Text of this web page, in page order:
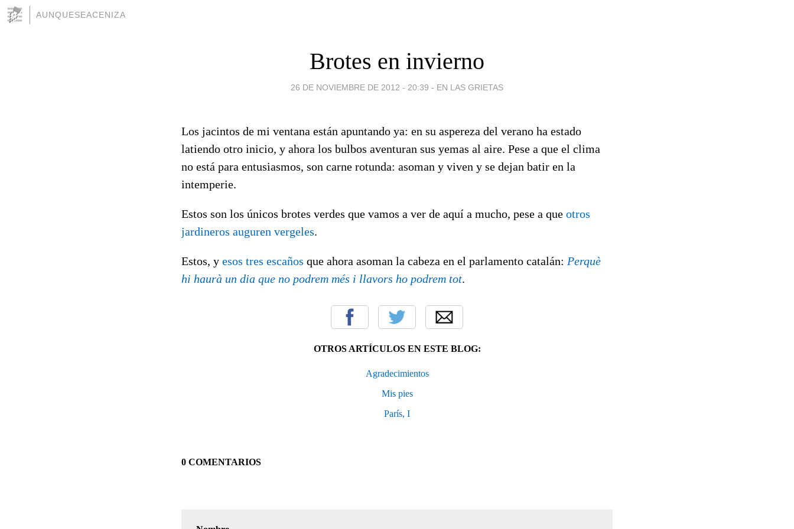
AUNQUESEACENIZA
Brotes en invierno
26 DE NOVIEMBRE DE 2012 - 20:39 - EN LAS GRIETAS
Los jacintos de mi ventana están apuntando ya: en su aspereza del verano ha estado
latiendo otro inicio, y ahora los bulbos aventuran sus yemas al aire. Pese a que el clima
no está para entusiasmos, son carne rotunda: asoman y viven y se dejan batir en la
intemperie.
Estos son los únicos brotes verdes que vamos a ver de aquí a mucho, pese a que otros
jardineros auguren vergeles.
Estos, y esos tres escaños que ahora asoman la cabeza en el parlamento catalán: Perquè
hi haurà un dia que no podrem més i llavors ho podrem tot.
OTROS ARTÍCULOS EN ESTE BLOG:
Agradecimientos
Mis pies
París, I
0 COMENTARIOS